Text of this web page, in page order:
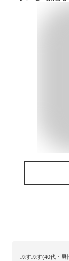
ぷすぷす(40代・男